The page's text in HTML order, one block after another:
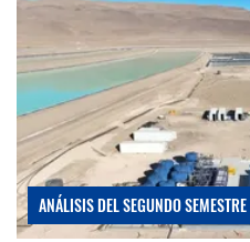
ANÁLISIS DEL SEGUNDO SEMESTRE